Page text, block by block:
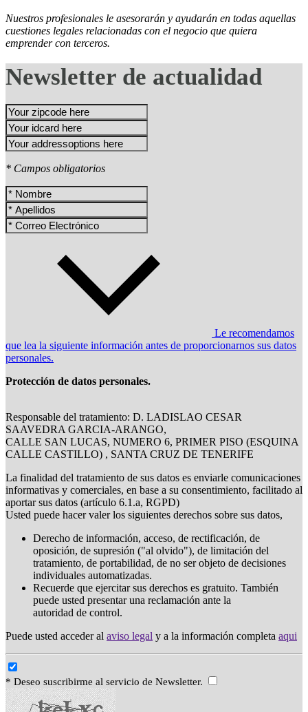
Nuestros profesionales le asesorarán y ayudarán en todas aquellas
cuestiones legales relacionadas con el negocio que quiera
emprender con terceros.
Newsletter de actualidad
* Campos obligatorios
Le recomendamos
que lea la siguiente información antes de proporcionarnos sus datos
personales.
Protección de datos personales.
Responsable del tratamiento: D. LADISLAO CESAR
SAAVEDRA GARCIA-ARANGO,
CALLE SAN LUCAS, NUMERO 6, PRIMER PISO (ESQUINA
CALLE CASTILLO) , SANTA CRUZ DE TENERIFE
La finalidad del tratamiento de sus datos es enviarle comunicaciones
informativas y comerciales, en base a su consentimiento, facilitado al
aportar sus datos (artículo 6.1.a, RGPD)
Usted puede hacer valer los siguientes derechos sobre sus datos,
Derecho de información, acceso, de rectificación, de
oposición, de supresión ("al olvido"), de limitación del
tratamiento, de portabilidad, de no ser objeto de decisiones
individuales automatizadas.
Recuerde que ejercitar sus derechos es gratuito. También
puede usted presentar una reclamación ante la
autoridad de control.
Puede usted acceder al aviso legal y a la información completa aqui
* Deseo suscribirme al servicio de Newsletter.